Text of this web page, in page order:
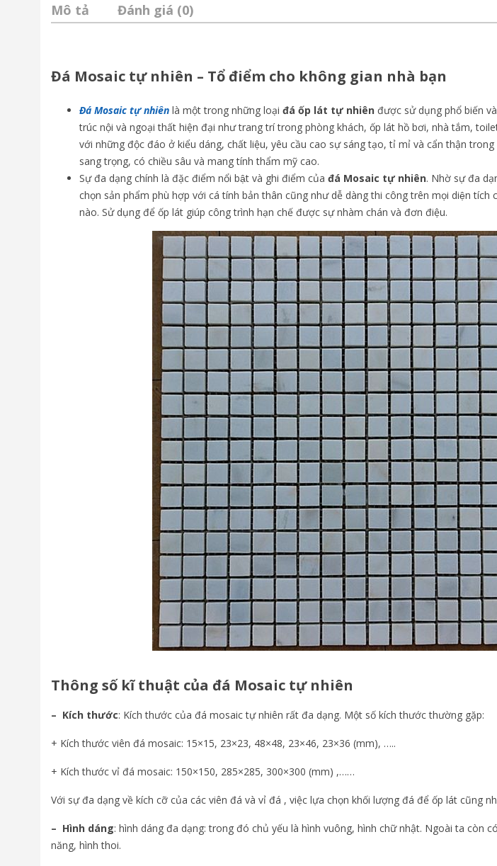
Mô tả Đánh giá (0)
Đá Mosaic tự nhiên – Tổ điểm cho không gian nhà bạn
Đá Mosaic tự nhiên là một trong những loại đá ốp lát tự nhiên được sử dụng phổ biến
trúc nội và ngoại thất hiện đại như trang trí trong phòng khách, ốp lát hồ bơi, nhà tắm,
với những độc đáo ở kiểu dáng, chất liệu, yêu cầu cao sự sáng tạo, tỉ mỉ và cẩn thận
sang trọng, có chiều sâu và mang tính thẩm mỹ cao.
Sự đa dạng chính là đặc điểm nổi bật và ghi điểm của đá Mosaic tự nhiên. Nhờ sự đa
chọn sản phẩm phù hợp với cá tính bản thân cũng như dễ dàng thi công trên mọi diện tích
nào. Sử dụng để ốp lát giúp công trình hạn chế được sự nhàm chán và đơn điệu.
Thông số kĩ thuật của đá Mosaic tự nhiên
– Kích thước: Kích thước của đá mosaic tự nhiên rất đa dạng. Một số kích thước thường gặp:
+ Kích thước viên đá mosaic: 15×15, 23×23, 48×48, 23×46, 23×36 (mm), …..
+ Kích thước vỉ đá mosaic: 150×150, 285×285, 300×300 (mm) ,……
Với sự đa dạng về kích cỡ của các viên đá và vỉ đá , việc lựa chọn khối lượng đá để ốp lát cũng
– Hình dáng: hình dáng đa dạng: trong đó chủ yếu là hình vuông, hình chữ nhật. Ngoài ta còn
năng, hình thoi.